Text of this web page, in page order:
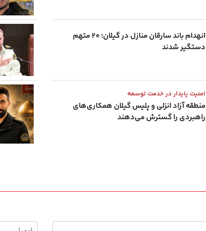
انهدام باند سارقان منازل در گیلان؛ ۲۰ متهم
دستگیر شدند
امنیت پایدار در خدمت توسعه
منطقه آزاد انزلی و پلیس گیلان همکاری‌های
راهبردی را گسترش می‌دهند